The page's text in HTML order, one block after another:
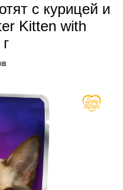
с курицей и
Kitten with